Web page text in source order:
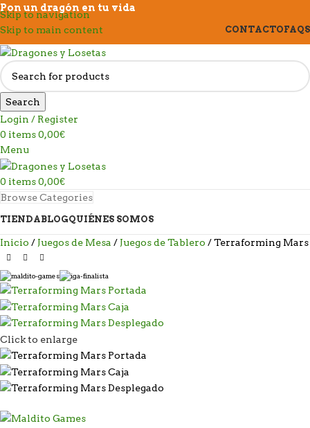
Skip to navigation
Skip to main content
Pon un dragón en tu vida
CONTACTOFAQS
Search
Login / Register
0 items0,00€
Menu
0 items0,00€
Browse Categories
TIENDABLOGQUIÉNES SOMOS
Inicio Juegos de Mesa Juegos de Tablero Terraforming Mars
Click to enlarge